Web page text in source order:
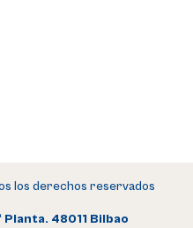
los derechos reservados
48011 Bilbao